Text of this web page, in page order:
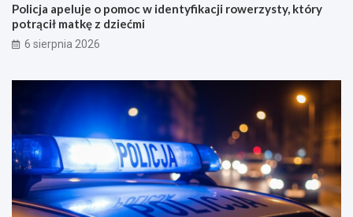
Policja apeluje o pomoc w identyfikacji rowerzysty, który
potrącił matkę z dziećmi
6 sierpnia 2026